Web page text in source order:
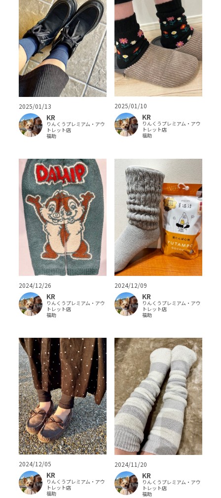
2025/01/13
KR
りんくうプレミアム・アウ
トレット店
福助
2025/01/10
KR
りんくうプレミアム・アウ
トレット店
福助
2024/12/26
KR
りんくうプレミアム・アウ
トレット店
福助
2024/12/09
KR
りんくうプレミアム・アウ
トレット店
福助
2024/12/05
KR
りんくうプレミアム・アウ
トレット店
福助
2024/11/20
KR
りんくうプレミアム・アウ
トレット店
福助